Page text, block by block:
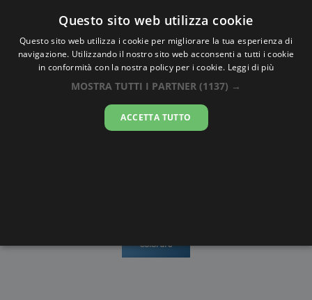
Oraesatta.co
Ora EsattaFort Worth
05:32:07
colorare
Questo sito web utilizza cookie
Questo sito web utilizza i cookie per migliorare la tua esperienza di
navigazione. Utilizzando il nostro sito web acconsenti a tutti i cookie
in conformità con la nostra policy per i cookie. Leggi di più
MOSTRA TUTTI I PARTNER (1137) →
ACCETTA TUTTO